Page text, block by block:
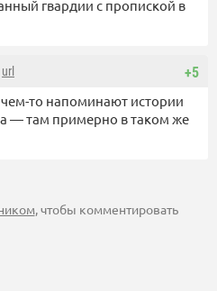
гвардии с пропиской в
+5
url
то напоминают истории
— там примерно в таком же
, чтобы комментировать